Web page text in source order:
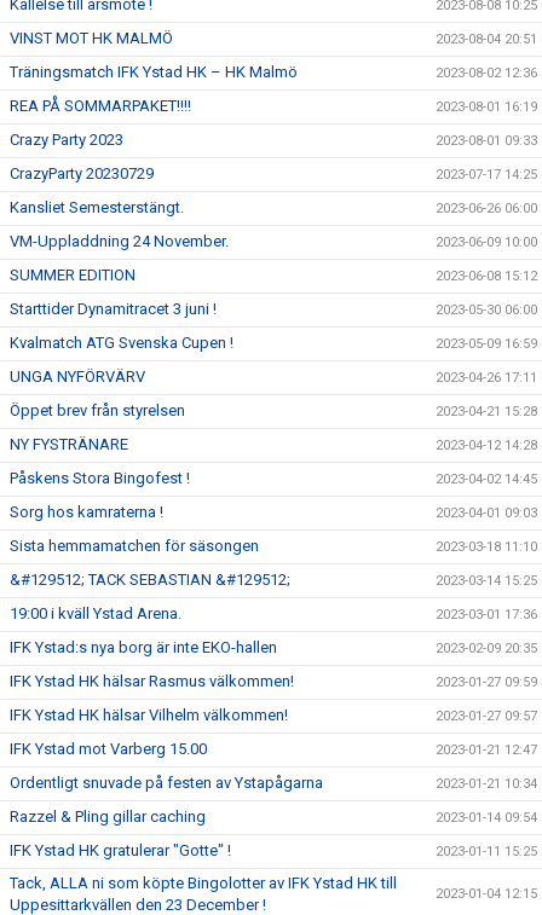
Kallelse till årsmöte ! 2023-08-08 10:25
VINST MOT HK MALMÖ 2023-08-04 20:51
Träningsmatch IFK Ystad HK – HK Malmö 2023-08-02 12:36
REA PÅ SOMMARPAKET!!!! 2023-08-01 16:19
Crazy Party 2023 2023-08-01 09:33
CrazyParty 20230729 2023-07-17 14:25
Kansliet Semesterstängt. 2023-06-26 06:00
VM-Uppladdning 24 November. 2023-06-09 10:00
SUMMER EDITION 2023-06-08 15:12
Starttider Dynamitracet 3 juni ! 2023-05-30 06:00
Kvalmatch ATG Svenska Cupen ! 2023-05-09 16:59
UNGA NYFÖRVÄRV 2023-04-26 17:11
Öppet brev från styrelsen 2023-04-21 15:28
NY FYSTRÄNARE 2023-04-12 14:28
Påskens Stora Bingofest ! 2023-04-02 14:45
Sorg hos kamraterna ! 2023-04-01 09:03
Sista hemmamatchen för säsongen 2023-03-18 11:10
&#129512; TACK SEBASTIAN &#129512; 2023-03-14 15:25
19:00 i kväll Ystad Arena. 2023-03-01 17:36
IFK Ystad:s nya borg är inte EKO-hallen 2023-02-09 20:35
IFK Ystad HK hälsar Rasmus välkommen! 2023-01-27 09:59
IFK Ystad HK hälsar Vilhelm välkommen! 2023-01-27 09:57
IFK Ystad mot Varberg 15.00 2023-01-21 12:47
Ordentligt snuvade på festen av Ystapågarna 2023-01-21 10:34
Razzel & Pling gillar caching 2023-01-14 09:54
IFK Ystad HK gratulerar "Gotte" ! 2023-01-11 15:25
Tack, ALLA ni som köpte Bingolotter av IFK Ystad HK till
Uppesittarkvällen den 23 December !
2023-01-04 12:15